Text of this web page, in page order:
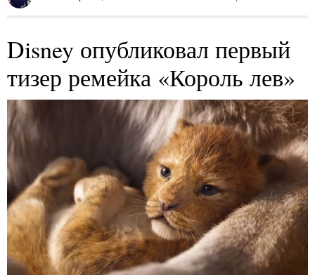
Disney опубликовал первый
тизер ремейка «Король лев»